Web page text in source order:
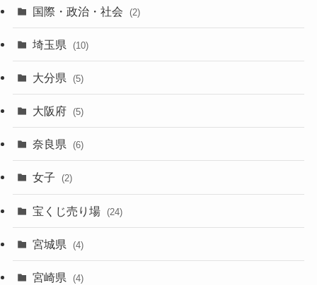
国際・政治・社会 (2)
埼玉県 (10)
大分県 (5)
大阪府 (5)
奈良県 (6)
女子 (2)
宝くじ売り場 (24)
宮城県 (4)
宮崎県 (4)